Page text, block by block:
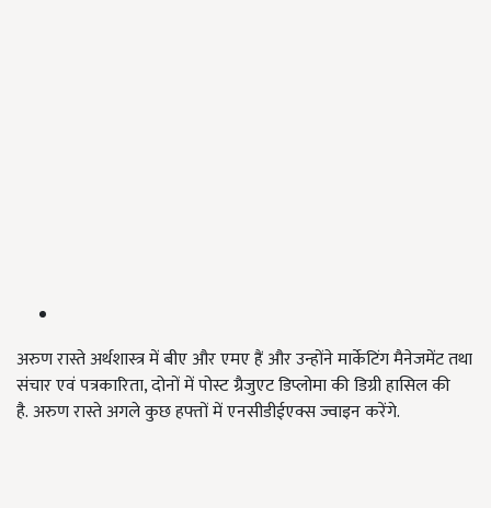
अरुण रास्ते अर्थशास्त्र में बीए और एमए हैं और उन्होंने मार्केटिंग मैनेजमेंट तथा
संचार एवं पत्रकारिता, दोनों में पोस्ट ग्रैजुएट डिप्लोमा की डिग्री हासिल की
है. अरुण रास्ते अगले कुछ हफ्तों में एनसीडीईएक्स ज्वाइन करेंगे.